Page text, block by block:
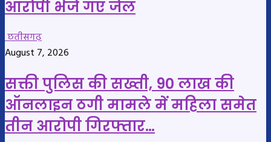
आरोपी भेजे गए जेल
छतीसगढ़
August 7, 2026
सक्ती पुलिस की सख्ती, 90 लाख की
ऑनलाइन ठगी मामले में महिला समेत
तीन आरोपी गिरफ्तार…